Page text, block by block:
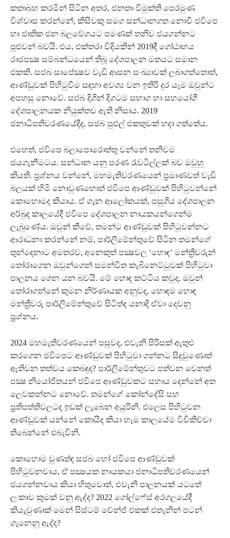
කතාබහ කරමින් සිටින අතර, ජනතා විමුක්ති පෙරමුණ
විශ්වාස කරන්නේ, කිසිවකු සමග සන්ධානගත නොවී ජවිපෙ
හා ජාතික ජන බලවේගයට පමණක් තනිව ජයගන්නට
පුළුවන් බවයි. එය, එක්තරා විදියකින් 2019දී ගෝඨාභය
රාජපක්‍ෂ සම්බන්ධයෙන් තිබූ දේශපාලන මතයට සමාන
එකකි. සජබ සාපේක්‍ෂව වැඩි ආසන සංඛ්‍යාවක් ලබාගත්තොත්,
ආණ්ඩුවක් පිහිටුවීම සඳහා අවශ්‍ය වන ඉතිරි දුර යෑම ඔවුන්ට
අපහසු නොවේ. සජබ දිගින් දිගටම සභාග හා සහයෝගී
දේශපාලනයක නියුක්තව ඇති නිසාය. 2019
ජනාධිපතිවරණයේදීද, සජබ පුළුල් එකතුවක් හදා ගත්තේය.
එහෙත්, ජවිපෙ බලාපොරොත්තු වන්නේ තනිවම
ජයගැනීමටය. සන්ධාන යනු පරණ රැවටිල්ලක් බව ඔවුහු
කියති. ප්‍රශ්නය වන්නේ, මහමැතිවරණයෙන් ප්‍රමාණවත් වැඩි
බලයක් හිමි නොවුණහොත් ජවිපෙ ආණ්ඩුවක් පිහිටුවන්නේ
කොහොමද කියාය. ඒ ගැන ආලෝකයක්, පසුගිය දේශපාලන
අර්බුද කාලයේදී ජවිපෙ දේශපාලන නායකයන්ගෙන්ම
ලැබුණේය. ඔවුන් කීවේ, තමන්ට ආණ්ඩුවක් පිහිටුවන්නට
ආරාධනා කරන්නේ නම්, පාර්ලිමේන්තුවේ සිටින තමන්ගේ
තුන්දෙනාට අමතරව, අනෙකුත් පක්‍ෂවල ‘හොඳ’ මන්ත්‍රීවරුන්
තෝරාගෙන ඔවුන්ගෙන් සමන්විත කැබිනෙට්ටුවක් පිහිටුවා
පාලනය ගෙන යන බවයි. මේ හොඳ කට්ටිය කවුද, ඔවුන්
තෝරාගන්නේ කුමන නිර්ණායක අනුවද, හොඳම හොඳ
මන්ත්‍රීවරු පාර්ලිමේන්තුවේ සිටිත්ද යනාදි ඒවා දෙවනු
ප්‍රශ්නය.
2024 මහමැතිවරණයෙන් පසුවද, එවැනි පිරිසක් ඇතුළු
කරගෙන ජවිපෙට ආණ්ඩුවක් පිහිටුවා ගන්නට සිදුවුණොත්
ඇතිවන තත්වය කෙබඳුද? පාර්ලිමේන්තුවට පත්වන වෙනත්
පක්‍ෂ නියෝජිතයන් ජවිපෙ ආණ්ඩුවකට සහාය දෙන්නේ අත
ලෙවකන්නට නොවේ. තමන්ගේ කෝන්දේසි සහ
ප්‍රතිපත්තිවලටද ඉඩක් ලැබෙන අයුරිනි. එලෙස පිහිටුවන
ආණ්ඩුවක් යන්නේ කොයිද කියා හැම කාලයේම විචිකිච්චා
තිබෙන්නේ එබැවිනි.
කොහොම වුණත්ඳ සජබ හෝ ජවිපෙ ආණ්ඩුවක්
පිහිටුවනවාය, ඒ පක්‍ෂයක නායකයා ජනාධිපතිවරණයෙන්
ජයගන්නවාය කියා හිතුවොත්, එවැනි පාලනයක් යටතේ
ලංකාව කුමක් වනු ඇද්ද? 2022 ගෝල්ෆේස් අරගලයේදී
කියැවුණාක් මෙන් සිස්ටම් චේන්ජ් එකක් එතැනින් පටන්
ගැනෙනු ඇද්ද?